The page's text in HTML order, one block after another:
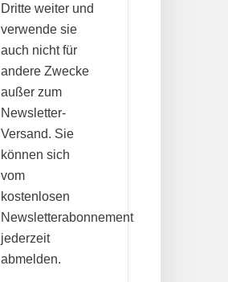
Dritte weiter und
verwende sie
auch nicht für
andere Zwecke
außer zum
Newsletter-
Versand. Sie
können sich
vom
kostenlosen
Newsletterabonnement
jederzeit
abmelden.